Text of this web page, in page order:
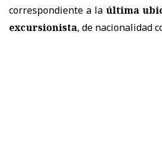
correspondiente a la última
excursionista, de nacionalidad